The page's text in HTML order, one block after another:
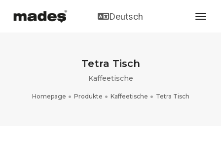
Deutsch
Tetra Tisch
Kaffeetische
Homepage Produkte Kaffeetische Tetra Tisch